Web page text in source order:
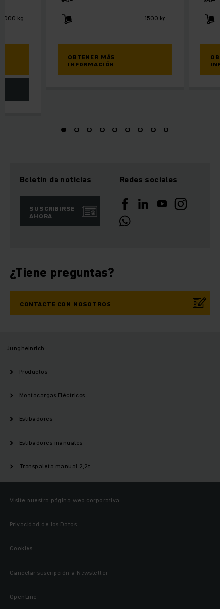
1500 kg
OBTENER MÁS
INFORMACIÓN
1000 kg
Boletín de noticias
SUSCRIBIRSE
AHORA
Redes sociales
¿Tiene preguntas?
CONTACTE CON NOSOTROS
Jungheinrich
Productos
Montacargas Eléctricos
Estibadores
Estibadores manuales
Transpaleta manual 2,2t
Visite nuestra página web corporativa
Privacidad de los Datos
Cookies
Cancelar suscripción a Newsletter
OpenLine